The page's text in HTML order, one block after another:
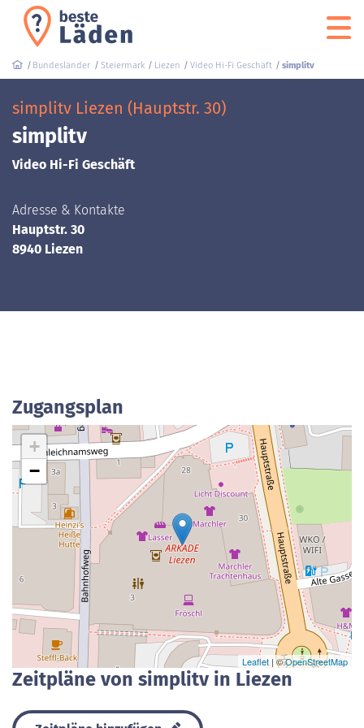
Bundesländer Steiermark Liezen Video Hi-Fi Geschäft simplitv
simplitv Liezen (Hauptstr. 30)
simplitv
Video Hi-Fi Geschäft
Adresse & Kontakte
Hauptstr. 30
8940 Liezen
Zugangsplan
+
−
Leaflet | ©OpenStreetMap
Zeitpläne von simplitv in Liezen